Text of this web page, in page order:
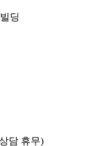
딩
담 휴무)